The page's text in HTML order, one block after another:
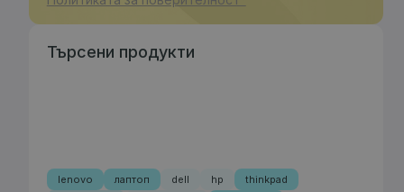
Търсени продукти
lenovo лаптоп dell hp
thinkpad